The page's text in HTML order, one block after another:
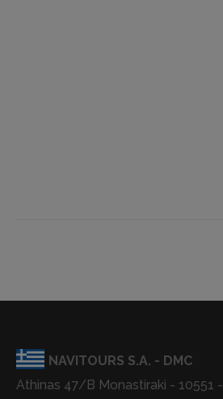
NAVITOURS S.A. - DMC
Athinas 47/B Monastiraki - 10551 -